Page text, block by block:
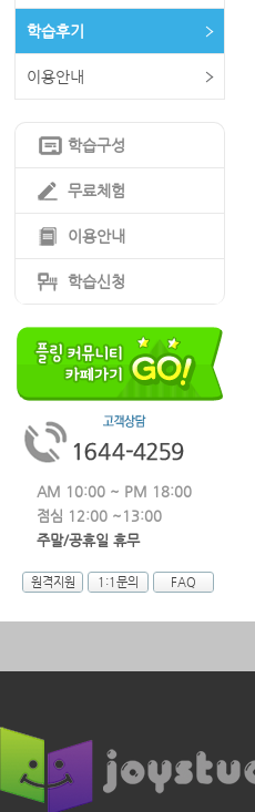
학습후기
이용안내
학습구성
무료체험
이용안내
학습신청
AM 10:00 ~ PM 18:00
점심 12:00 ~13:00
주말/공휴일 휴무
원격지원 1:1문의 FAQ